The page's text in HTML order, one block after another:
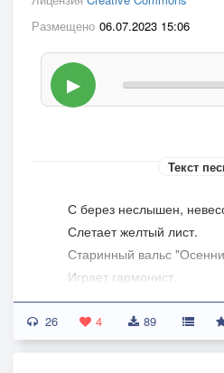
Размещено 06.07.2023 15:06
▶
Текст
С берез неслышен,
Слетает желтый лист.
Старинный вальс
Играет гармонист.
Вздыхают, жалуясь, басы,
И, словно в забытьи,
Сидят и слушают бойцы,
26 4 89